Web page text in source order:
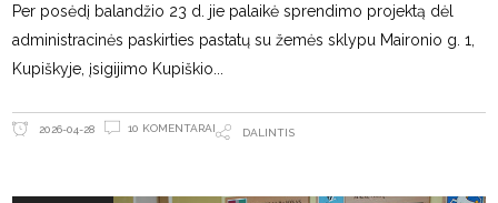
Per posėdį balandžio 23 d. jie palaikė sprendimo projektą dėl
administracinės paskirties pastatų su žemės sklypu Maironio g. 1,
Kupiškyje, įsigijimo Kupiškio
2026-04-28 10 KOMENTARAI DALINTIS